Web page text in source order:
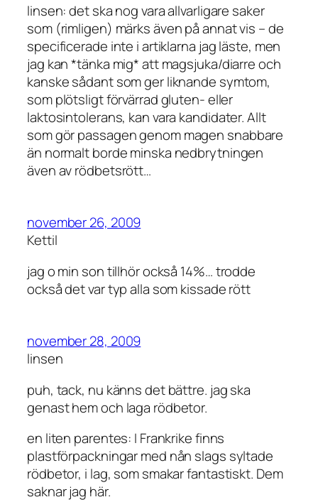
linsen: det ska nog vara allvarligare saker
som (rimligen) märks även på annat vis – de
specificerade inte i artiklarna jag läste, men
jag kan *tänka mig* att magsjuka/diarre och
kanske sådant som ger liknande symtom,
som plötsligt förvärrad gluten- eller
laktosintolerans, kan vara kandidater. Allt
som gör passagen genom magen snabbare
än normalt borde minska nedbrytningen
även av rödbetsrött…
november 26, 2009
Kettil
jag o min son tillhör också 14%… trodde
också det var typ alla som kissade rött
november 28, 2009
linsen
puh, tack, nu känns det bättre. jag ska
genast hem och laga rödbetor.
en liten parentes: I Frankrike finns
plastförpackningar med nån slags syltade
rödbetor, i lag, som smakar fantastiskt. Dem
saknar jag här.